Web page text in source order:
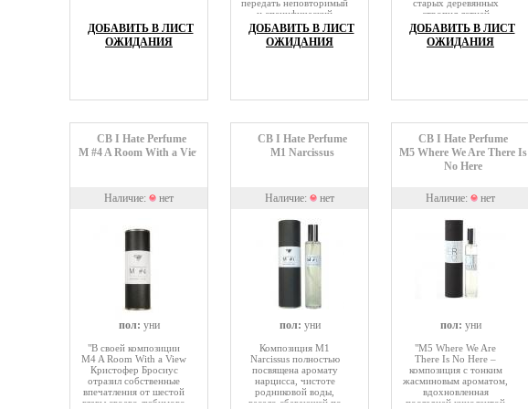
ДОБАВИТЬ В ЛИСТ
ОЖИДАНИЯ
передать неповторимый
и специфический
аромат книг: « Всякий
раз, когда я начинал
чтение книги, я
замечательных чем
книги? Недавно
напечатанные книги,
конечно, сильно
отличаются от более
ДОБАВИТЬ В ЛИСТ
ОЖИДАНИЯ
старых деревянных
стропил летней
кухни.Christopher
Brosius так описывает
свое
построен как летняя
семьи.
ДОБАВИТЬ В ЛИСТ
ОЖИДАНИЯ
CB I Hate Perfume
M #4 A Room With a View
Наличие: нет
пол: уни
"В своей композиции
M4 A Room With a View
Кристофер Бросиус
отразил собственные
впечатления от шестой
главы своего любимого
CB I Hate Perfume
M1 Narcissus
Наличие: нет
пол: уни
Композиция M1
Narcissus полностью
посвящена аромату
нарцисса, чистоте
родниковой воды,
весело сбегающей по
CB I Hate Perfume
M5 Where We Are There Is
No Here
Наличие: нет
пол: уни
"M5 Where We Are
There Is No Here –
композиция с тонким
жасминовым ароматом,
вдохновленная
последней кинолентой